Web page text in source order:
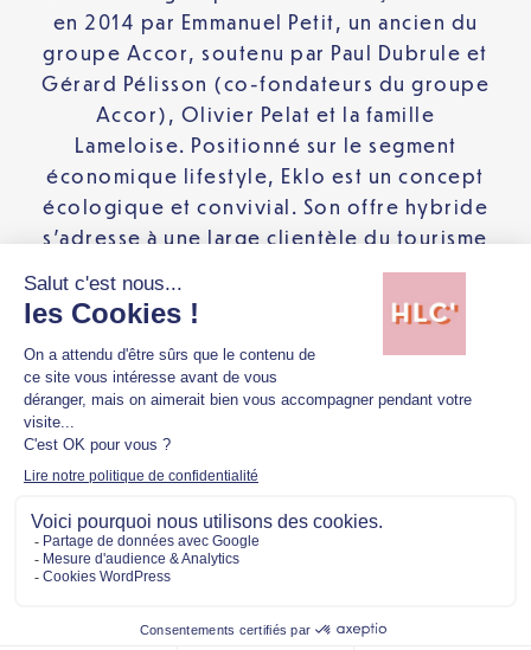
en 2014 par Emmanuel Petit, un ancien du
groupe Accor, soutenu par Paul Dubrule et
Gérard Pélisson (co-fondateurs du groupe
Accor), Olivier Pelat et la famille
Lameloise. Positionné sur le segment
économique lifestyle, Eklo est un concept
écologique et convivial. Son offre hybride
s’adresse à une large clientèle du tourisme
et d’affaires. Le groupe compte 9
adresses, 1000 chambres. Le groupe a de
fortes ambitions de développement et
prévoit l’ouverture de Montpellier en
septembre 2023 et 304 chambres avec
rooftop à Paris Porte de Versailles début
Mentions légales
Copyright © 2026 Hellolacom'